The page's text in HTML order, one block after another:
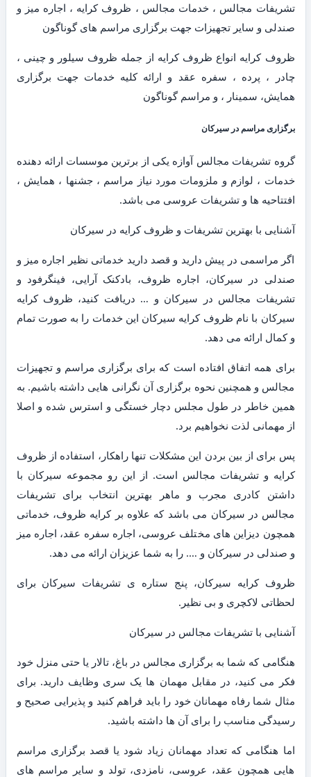
تشریفات مجالس ، خدمات مجالس ، ظروف کرایه ، اجاره میز و
صندلی و سایر تجهیزات جهت برگزاری مراسم های گوناگون
ظروف کرایه انواع ظروف کرایه از جمله ظروف سیلور و چینی ،
چادر ، پرده ، سفره عقد و ارائه کلیه خدمات جهت برگزاری
همایش، سمینار ، و مراسم گوناگون
برگزاری مراسم در سیرکان
گروه تشریفات مجالس آوازه یکی از برترین موسسات ارائه دهنده
خدمات ، لوازم و ملزومات مورد نیاز مراسم ، جشنها ، همایش ،
افتتاحیه ها و تشریفات عروسی می باشد.
آشنایی با بهترین تشریفات و ظروف کرایه در سیرکان
اگر مراسمی در پیش دارید و قصد دارید خدماتی نظیر اجاره میز و
صندلی در سیرکان، اجاره ظروف، بادکنک آرایی، فینگرفود و
تشریفات مجالس در سیرکان و … دریافت کنید، ظروف کرایه
سیرکان با نام ظروف کرایه سیرکان این خدمات را به صورت تمام
و کمال ارائه می دهد.
برای همه اتفاق افتاده است که برای برگزاری مراسم و تجهیزات
مجالس و همچنین نحوه برگزاری آن نگرانی هایی داشته باشیم. به
همین خاطر در طول مجلس دچار خستگی و استرس شده و اصلا
از مهمانی لذت نخواهیم برد.
پس برای از بین بردن این مشکلات تنها راهکار، استفاده از ظروف
کرایه و تشریفات مجالس است. از این رو مجموعه سیرکان با
داشتن کادری مجرب و ماهر بهترین انتخاب برای تشریفات
مجالس در سیرکان می باشد که علاوه بر کرایه ظروف، خدماتی
همچون دیزاین های مختلف عروسی، اجاره سفره عقد، اجاره میز
و صندلی در سیرکان و …. را به شما عزیزان ارائه می دهد.
ظروف کرایه سیرکان، پنج ستاره ی تشریفات سیرکان برای
لحظاتی لاکچری و بی نظیر.
آشنایی با تشریفات مجالس در سیرکان
هنگامی که شما به برگزاری مجالس در باغ، تالار یا حتی منزل خود
فکر می کنید، در مقابل مهمان ها یک سری وظایف دارید. برای
مثال شما رفاه مهمانان خود را باید فراهم کنید و پذیرایی صحیح و
رسیدگی مناسب را برای آن ها داشته باشید.
اما هنگامی که تعداد مهمانان زیاد شود یا قصد برگزاری مراسم
هایی همچون عقد، عروسی، نامزدی، تولد و سایر مراسم های